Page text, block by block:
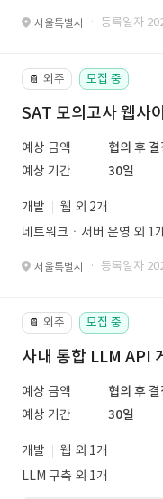
서울특별시 · 등록일자
📔 외주 모집 중
SAT 모의고사 웹사
예상 금액
협의 후 결
예상 기간
30일
개발
웹 외 2개
네트워크ㆍ서버 운영 외 1
서울특별시 · 등록일자
📔 외주 모집 중
사내 통합 LLM API
예상 금액
협의 후 결
예상 기간
30일
개발
웹 외 1개
LLM 구축 외 1개